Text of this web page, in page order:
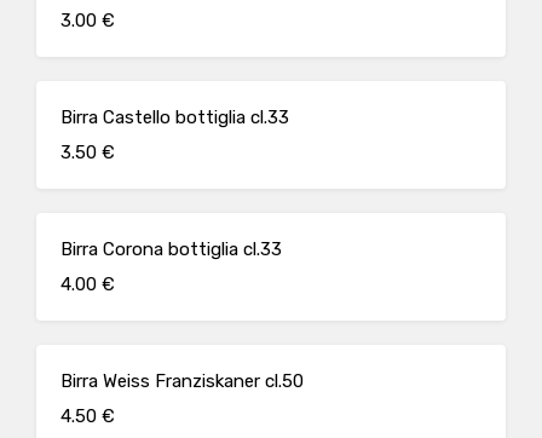
3.00 €
Birra Castello bottiglia cl.33
3.50 €
Birra Corona bottiglia cl.33
4.00 €
Birra Weiss Franziskaner cl.50
4.50 €